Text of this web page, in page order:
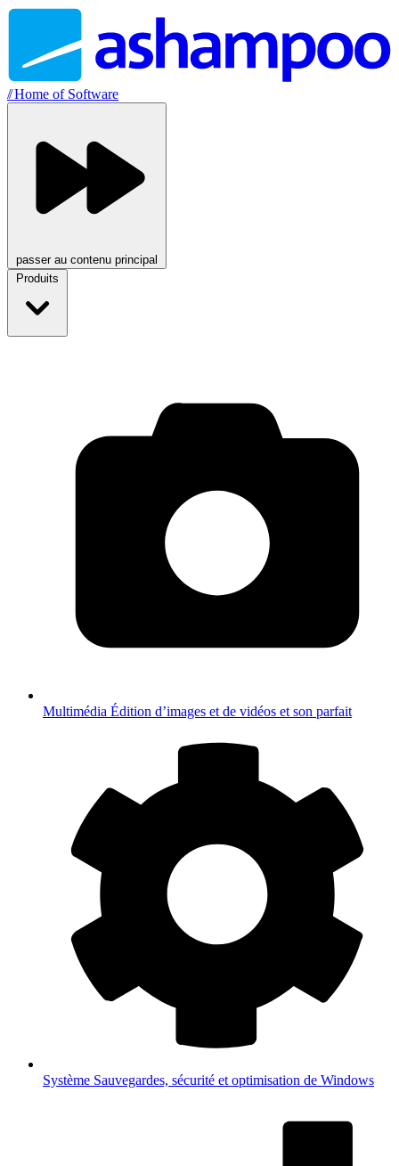
//Home of Software
passer au contenu principal
Produits
Multimédia Édition d’images et de vidéos et son parfait
Système Sauvegardes, sécurité et optimisation de Windows